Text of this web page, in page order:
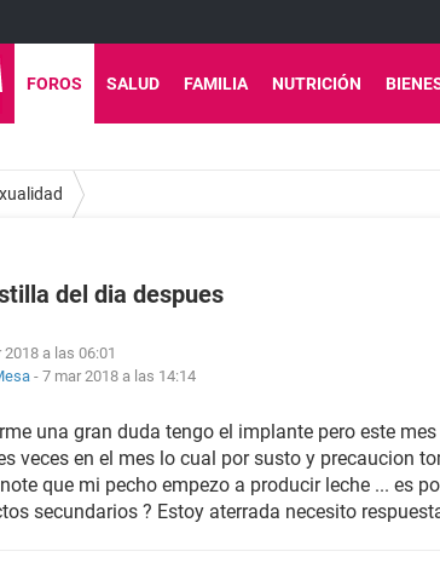
FOROS SALUD FAMILIA NUTRICIÓN
del dia despues
2018 a las 06:01
- 7 mar 2018 a las 14:14
una gran duda tengo el implante pero este
veces en el mes lo cual por susto y precaucion
que mi pecho empezo a producir leche ... es
secundarios ? Estoy aterrada necesito